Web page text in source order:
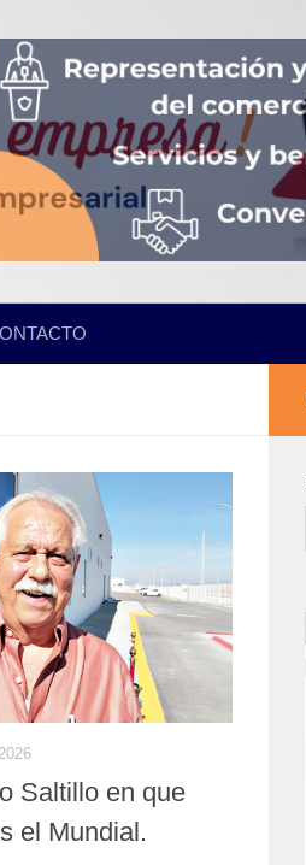
Saltillo en que
el Mundial.